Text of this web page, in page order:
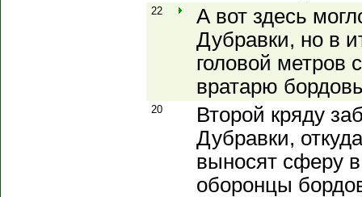
22
А вот здесь
Дубравки, но в
головой метров
вратарю
20
Второй кряду
Дубравки,
выносят сферу
оборонцы